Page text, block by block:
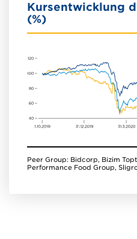
Kursentwicklung
(%)
Peer Group: Bidcorp, Bizim
Performance Food Group,